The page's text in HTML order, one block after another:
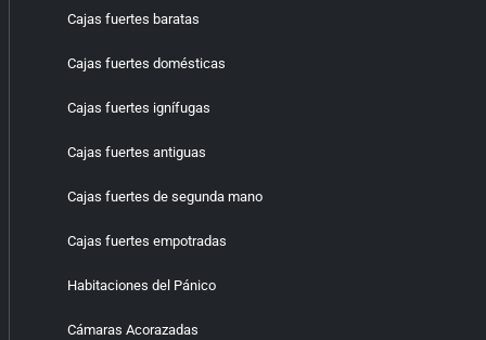
Cajas fuertes baratas
Cajas fuertes domésticas
Cajas fuertes ignífugas
Cajas fuertes antiguas
Cajas fuertes de segunda mano
Cajas fuertes empotradas
Habitaciones del Pánico
Cámaras Acorazadas